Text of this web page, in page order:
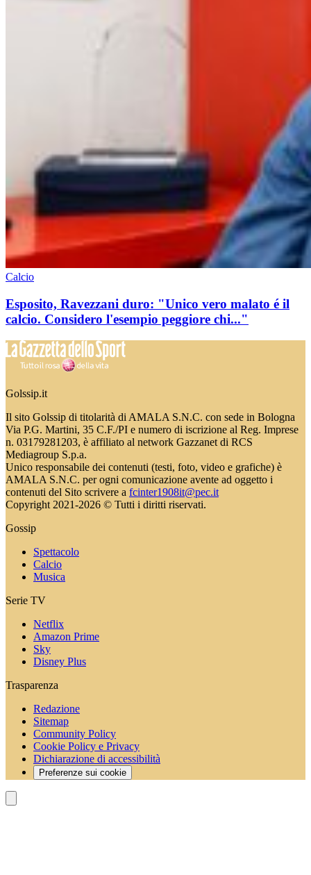
Calcio
Esposito, Ravezzani duro: "Unico vero malato é il
calcio. Considero l'esempio peggiore chi..."
Golssip.it
Il sito Golssip di titolarità di AMALA S.N.C. con sede in Bologna
Via P.G. Martini, 35 C.F./PI e numero di iscrizione al Reg. Imprese
n. 03179281203, è affiliato al network Gazzanet di RCS
Mediagroup S.p.a.
Unico responsabile dei contenuti (testi, foto, video e grafiche) è
AMALA S.N.C. per ogni comunicazione avente ad oggetto i
contenuti del Sito scrivere a fcinter1908it@pec.it
Copyright 2021-2026 © Tutti i diritti riservati.
Gossip
Spettacolo
Calcio
Musica
Serie TV
Netflix
Amazon Prime
Sky
Disney Plus
Trasparenza
Redazione
Sitemap
Community Policy
Cookie Policy e Privacy
Dichiarazione di accessibilità
Preferenze sui cookie